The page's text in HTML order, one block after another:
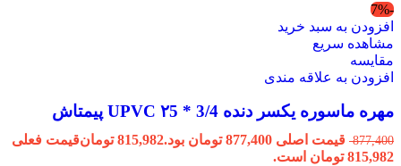
-7%
افزودن به سبد خرید
مشاهده سریع
مقایسه
افزودن به علاقه مندی
مهره ماسوره یکسر دنده 3/4 * ۲5 UPVC پیمتاش
877,400 قیمت اصلی 877,400 تومان بود. 815,982 تومانقیمت فعلی
815,982 تومان است.